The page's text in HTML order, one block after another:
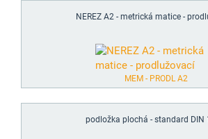
NEREZ A2 - metrická matice -
MEM - PRODL A2
podložka plochá - standard DIN